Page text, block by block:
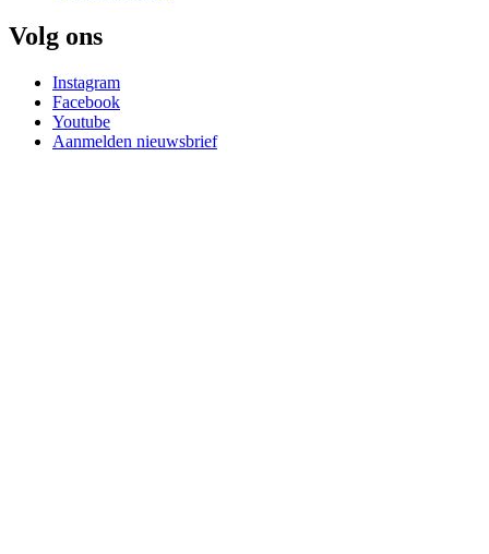
Volg ons
Instagram
Facebook
Youtube
Aanmelden nieuwsbrief